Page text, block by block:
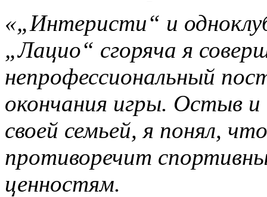
«„Интеристи“ и
„Лацио“ сгоряча я
непрофессиональный
окончания игры. Остыв
своей семьей, я понял,
противоречит
ценностям.